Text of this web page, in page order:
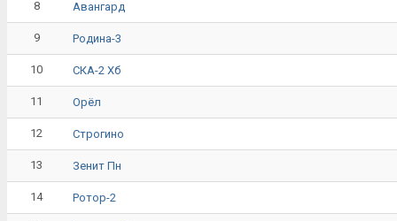
8 Авангард
9 Родина-3
10 СКА-2 Хб
11 Орёл
12 Строгино
13 Зенит Пн
14 Ротор-2